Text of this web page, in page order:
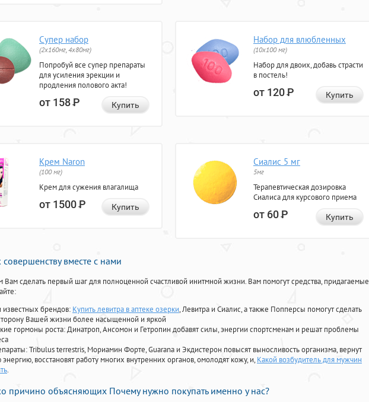
Супер набор
(2х160мг, 4х80мг)
Попробуй все супер препараты
для усиления эрекции и
продления полового акта!
от 158Р Купить
Набор для влюбленных
(10х100 мг)
Набор для двоих, добавь страсти
в постель!
от 120Р Купить
Крем Naron
(100 мг)
Крем для сужения влагалища
от 1500Р Купить
Сиалис 5 мг
5мг
Терапевтическая дозировка
Сиалиса для курсового приема
от 60Р Купить
совершенству вместе с нами
Вам сделать первый шаг для полноценной счастливой инитмной жизни. Вам помогут средства, придагаемые
брендов: Купить левитра в аптеке озерки, Левитра и Сиалис, а также Попперсы помогут сделать
Вашей жизни более насыщенной и яркой
гормоны роста: Динатроп, Ансомон и Гетропин добавят силы, энергии спортсменам и решат проблемы
Tribulus terrestris, Мориамин Форте, Guarana и Экдистерон повысят выносливость организма, вернут
восстановят работу многих внутренних органов, омолодят кожу, и, Какой возбудитель для мужчин
.
причино объясняющих Почему нужно покупать именно у нас?